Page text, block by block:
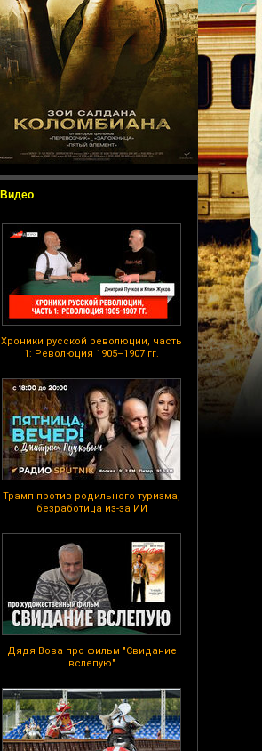
Видео
Хроники русской революции, часть
1: Революция 1905–1907 гг.
Трамп против родильного туризма,
безработица из-за ИИ
Дядя Вова про фильм "Свидание
вслепую"